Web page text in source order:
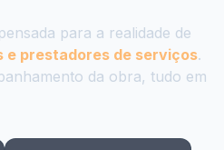
para a realidade de
prestadores de serviços.
da obra, tudo em